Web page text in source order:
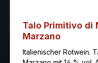
Talo Primitivo di
Marzano
Italienischer Rotwein.